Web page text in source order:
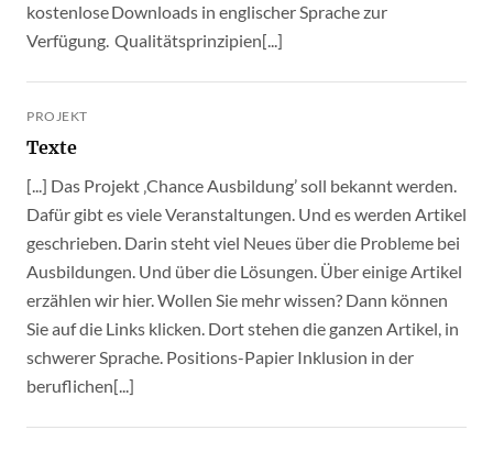
kostenlose Downloads in englischer Sprache zur
Verfügung. Qualitätsprinzipien[...]
PROJEKT
Texte
[...] Das Projekt ‚Chance Ausbildung’ soll bekannt werden.
Dafür gibt es viele Veranstaltungen. Und es werden Artikel
geschrieben. Darin steht viel Neues über die Probleme bei
Ausbildungen. Und über die Lösungen. Über einige Artikel
erzählen wir hier. Wollen Sie mehr wissen? Dann können
Sie auf die Links klicken. Dort stehen die ganzen Artikel, in
schwerer Sprache. Positions-Papier Inklusion in der
beruflichen[...]